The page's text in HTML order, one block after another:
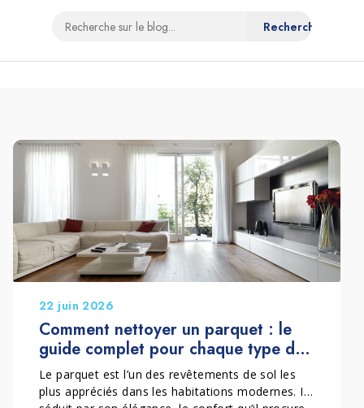
22 juin 2026
Comment nettoyer un parquet : le
guide complet pour chaque type de
finition
Le parquet est l’un des revêtements de sol les
plus appréciés dans les habitations modernes. Il